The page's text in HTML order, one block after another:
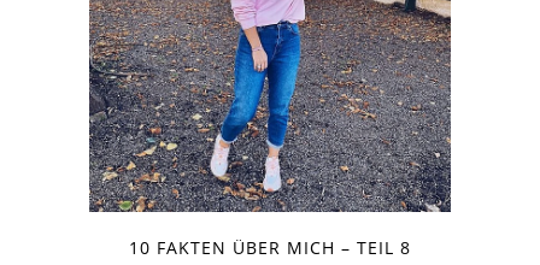
10 FAKTEN ÜBER MICH – TEIL 8